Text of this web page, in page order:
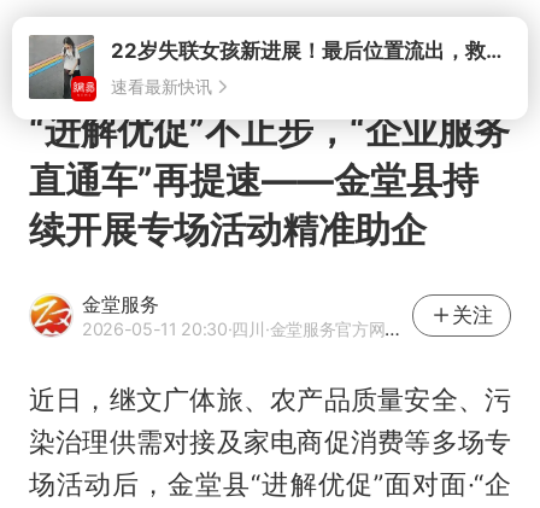
打开22岁失联女孩新进展！最后位置流出，救援队再曝两大噩耗母亲崩溃
速看最新快讯
“进解优促”不止步，“企业服务
直通车”再提速——金堂县持
续开展专场活动精准助企
金堂服务
2026-05-11 20:30·四川·金堂服务官方网易号
关注
近日，继文广体旅、农产品质量安全、污
染治理供需对接及家电商促消费等多场专
场活动后，金堂县“进解优促”面对面·“企